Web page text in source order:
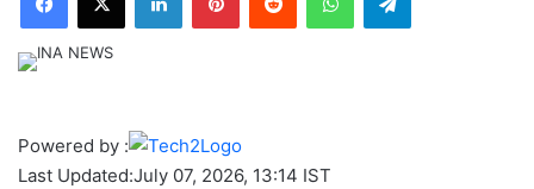
d
m
a
Powered by :
Last Updated:July 07, 2026, 13:14 IST